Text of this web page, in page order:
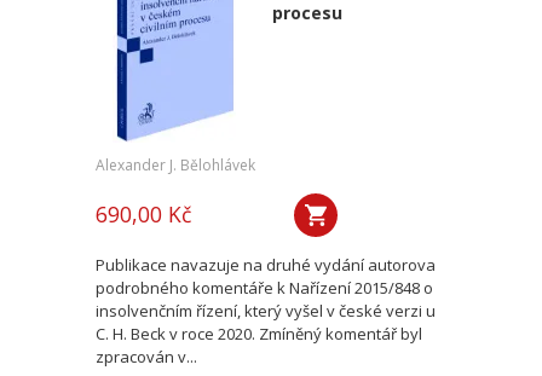
procesu
Alexander J. Bělohlávek
690,00 Kč
Publikace navazuje na druhé vydání autorova
podrobného komentáře k Nařízení 2015/848 o
insolvenčním řízení, který vyšel v české verzi u
C. H. Beck v roce 2020. Zmíněný komentář byl
zpracován v...